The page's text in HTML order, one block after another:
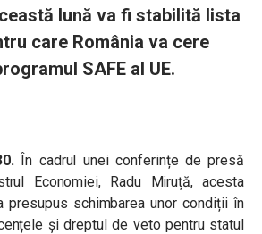
lună va fi stabilită lista
care România va cere
SAFE al UE.
În cadrul unei conferințe de presă
Economiei, Radu Miruță, acesta
presupus schimbarea unor condiții în
și dreptul de veto pentru statul